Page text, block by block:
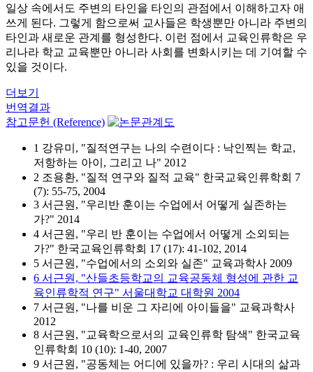
일상 속에서도 주변의 타인을 타인의 관점에서 이해하고자 애
쓰게 된다. 그렇게 함으로써 교사들은 학생뿐만 아니라 주변의
타인과 새로운 관계를 형성한다. 이런 점에서 교육인류학은 우
리나라 학교 교육뿐만 아니라 사회를 변화시키는 데 기여할 수
있을 것이다.
더보기
번역결과
참고문헌 (Reference)
1 강유미, "질적연구는 나의 수련이다 : 낙인찍는 학교,
저항하는 아이, 그리고 나" 2012
2 조용환, "질적 연구와 질적 교육" 한국교육인류학회 7
(7): 55-75, 2004
3 서근원, "우리반 훈이는 수업에서 어떻게 실존하는
가?" 2014
4 서근원, "우리 반 훈이는 수업에서 어떻게 소외되는
가?" 한국교육인류학회 17 (17): 41-102, 2014
5 서근원, "수업에서의 소외와 실존" 교육과학사 2009
6 서근원, "산들초등학교의 교육공동체 형성에 관한 교
육인류학적 연구" 서울대학교 대학원 2004
7 서근원, "나를 비운 그 자리에 아이들을" 교육과학사
2012
8 서근원, "교육학으로서의 교육인류학 탐색" 한국교육
인류학회 10 (10): 1-40, 2007
9 서근원, "공동체는 어디에 있을까? : 우리 시대의 삶과